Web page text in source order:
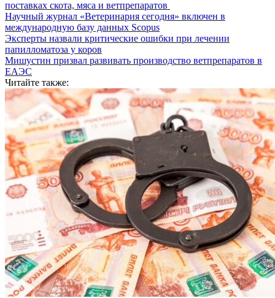
поставках скота, мяса и ветпрепаратов
Научный журнал «Ветеринария сегодня» включен в
международную базу данных Scopus
Эксперты назвали критические ошибки при лечении
папилломатоза у коров
Мишустин призвал развивать производство ветпрепаратов в
ЕАЭС
Читайте также: